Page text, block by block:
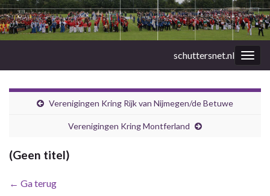
schuttersnet.nl
Verenigingen Kring Rijk van Nijmegen/de Betuwe
Verenigingen Kring Montferland
(Geen titel)
← Ga terug